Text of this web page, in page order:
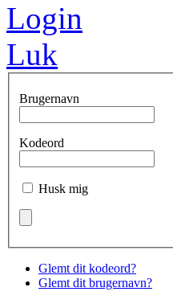
Login
Luk
Brugernavn
Kodeord
Husk mig
Glemt dit kodeord?
Glemt dit brugernavn?